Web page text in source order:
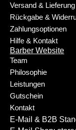
Versand & Lieferung
Rückgabe &
Zahlungsoptionen
Hilfe & Kontakt
Barber Website
Team
Philosophie
Leistungen
Gutschein
Kontakt
E-Mail & B2B